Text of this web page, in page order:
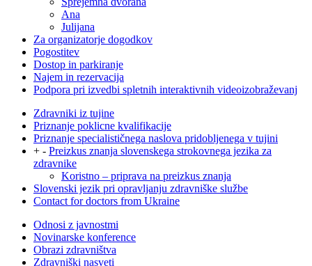
Ana
Julijana
Za organizatorje dogodkov
Pogostitev
Dostop in parkiranje
Najem in rezervacija
Podpora pri izvedbi spletnih interaktivnih videoizobraževanj
Zdravniki iz tujine
Priznanje poklicne kvalifikacije
Priznanje specialističnega naslova pridobljenega v tujini
+ - Preizkus znanja slovenskega strokovnega jezika za
zdravnike
Koristno – priprava na preizkus znanja
Slovenski jezik pri opravljanju zdravniške službe
Contact for doctors from Ukraine
Odnosi z javnostmi
Novinarske konference
Obrazi zdravništva
Zdravniški nasveti